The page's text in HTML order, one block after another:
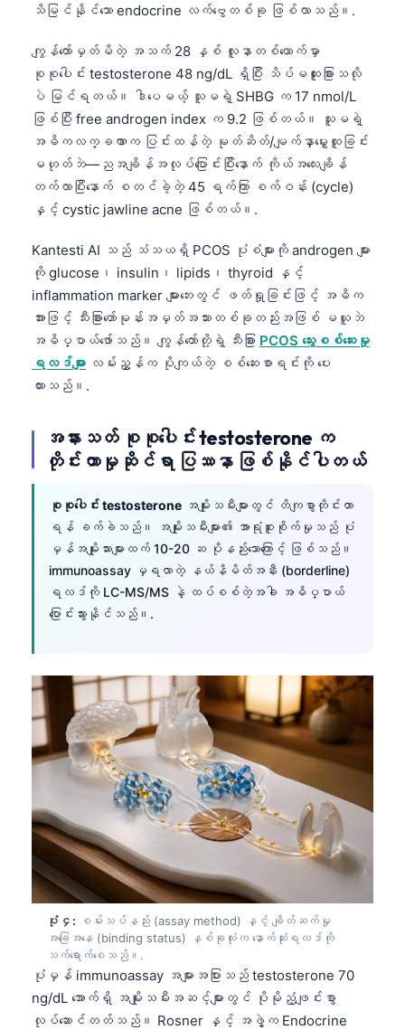
သိမြင်နိုင်သော endocrine လက်ဗွေတစ်ခု ဖြစ်လာသည်။.
ကျွန်တော်မှတ်မိတဲ့ အသက် 28 နှစ် လူနာတစ်ယောက်မှာ
စုစုပေါင်း testosterone 48 ng/dL ရှိပြီး သိပ်မထူးခြားသလို
ပဲ မြင်ရတယ်။ ဒါပေမယ့် သူမရဲ့ SHBG က 17 nmol/L
ဖြစ်ပြီး free androgen index က 9.2 ဖြစ်တယ်။ သူမရဲ့
အဓိကလက္ခဏာက ပြင်းထန်တဲ့ မုတ်ဆိတ်/မျက်နှာမွှေးထူခြင်း
မဟုတ်ဘဲ—ညအချိန်အလုပ်ပြောင်းပြီးနောက် ကိုယ်အလေးချိန်
တက်လာပြီးနောက် စတင်ခဲ့တဲ့ 45 ရက်ကြာ စက်ဝန်း (cycle)
နှင့် cystic jawline acne ဖြစ်တယ်။.
Kantesti AI သည် သံသယရှိ PCOS ပုံစံများကို androgen များ
ကို glucose၊ insulin၊ lipids၊ thyroid နှင့်
inflammation marker များဘေးတွင် ဖတ်ရှုခြင်းဖြင့် အဓိက
အားဖြင့် သီးခြားဟော်မုန်းအမှတ်အသားတစ်ခုတည်းအဖြစ် မယူဘဲ
အဓိပ္ပာယ်ဖော်သည်။ ကျွန်တော်တို့ရဲ့ သီးခြား PCOS သွေးစစ်ဆေးမှု
ရလဒ်များ လမ်းညွှန်က ပိုကျယ်တဲ့ စစ်ဆေးစာရင်းကို ပေး
ထားသည်။.
အနားသတ် စုစုပေါင်း testosterone က
တိုင်းတာမှုဆိုင်ရာ ပြဿနာ ဖြစ်နိုင်ပါတယ်
စုစုပေါင်း testosterone အမျိုးသမီးများတွင် တိကျစွာတိုင်းတာ
ရန် ခက်ခဲသည်။ အမျိုးသမီးများ၏ အာရုံစူးစိုက်မှုသည် ပုံ
မှန်အမျိုးသားများထက် 10-20 ဆ ပိုနည်းသောကြောင့် ဖြစ်သည်။
immunoassay မှရလာတဲ့ နယ်နိမိတ်အနီး (borderline)
ရလဒ်ကို LC-MS/MS နဲ့ ထပ်စစ်တဲ့အခါ အဓိပ္ပာယ်
ပြောင်းသွားနိုင်သည်။.
ပုံ ၄: စမ်းသပ်နည်း (assay method) နှင့် ချိတ်ဆက်မှု
အခြေအနေ (binding status) နှစ်ခုလုံးက နောက်ဆုံးရလဒ်ကို
သက်ရောက်စေသည်။.
ပုံမှန် immunoassay အများအပြားသည် testosterone 70
ng/dL အောက်ရှိ အမျိုးသမီးအဆင့်များတွင် ပိုမိုညံ့ဖျင်းစွာ
လုပ်ဆောင်တတ်သည်။ Rosner နှင့် အဖွဲ့က Endocrine